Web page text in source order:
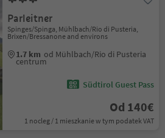
Parleitner
Spinges/Spinga, Mühlbach/Rio di Pusteria,
Brixen/Bressanone and environs
1.7 km od Mühlbach/Rio di Pusteria
centrum
Südtirol Guest Pass
Od 140€
1 nocleg / 1 mieszkanie w tym podatek VAT